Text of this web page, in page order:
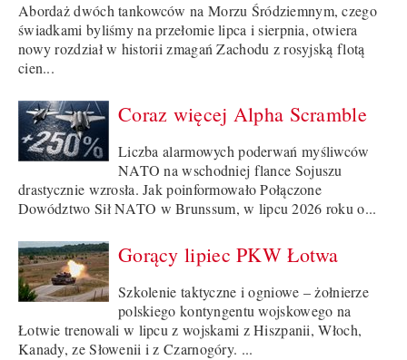
Abordaż dwóch tankowców na Morzu Śródziemnym, czego
świadkami byliśmy na przełomie lipca i sierpnia, otwiera
nowy rozdział w historii zmagań Zachodu z rosyjską flotą
cien...
Coraz więcej Alpha Scramble
Liczba alarmowych poderwań myśliwców
NATO na wschodniej flance Sojuszu
drastycznie wzrosła. Jak poinformowało Połączone
Dowództwo Sił NATO w Brunssum, w lipcu 2026 roku o...
Gorący lipiec PKW Łotwa
Szkolenie taktyczne i ogniowe – żołnierze
polskiego kontyngentu wojskowego na
Łotwie trenowali w lipcu z wojskami z Hiszpanii, Włoch,
Kanady, ze Słowenii i z Czarnogóry. ...